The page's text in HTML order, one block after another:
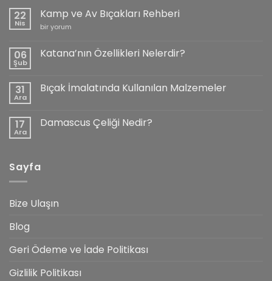
22
Nis
Kamp ve Av Bıçakları Rehberi
Kamp
Bıçakları
Rehberi
bir yorum
06
Şub
Katana’nın Özellikleri Nelerdir?
Katana’nın
Özellikleri
Nelerdir?
31
Ara
Bıçak İmalatında Kullanılan Malzemeler
İmalatında
17
Ara
Damascus Çeliği Nedir?
Nedir?
Sayfa
Bize Ulaşın
Blog
Geri Ödeme ve İade Politikası
Gizlilik Politikası